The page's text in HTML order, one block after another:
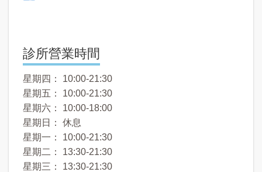
診所營業時間
星期四： 10:00-21:30
星期五： 10:00-21:30
星期六： 10:00-18:00
星期日： 休息
星期一： 10:00-21:30
星期二： 13:30-21:30
星期三： 13:30-21:30